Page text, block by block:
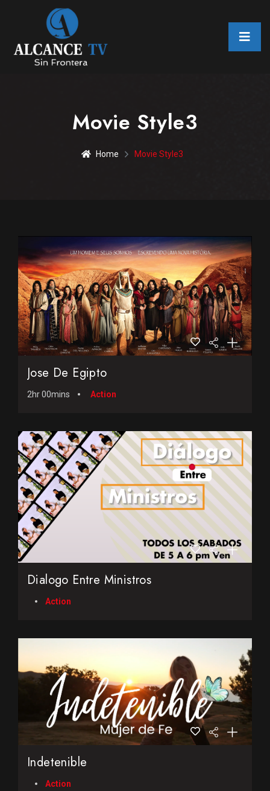
Movie Style3
Home Movie Style3
Jose De Egipto
2hr 00mins Action
Dialogo Entre Ministros
Action
Indetenible
Action